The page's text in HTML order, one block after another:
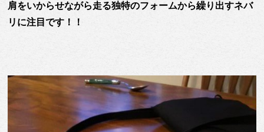
肩をいからせながら走る独特のフォームから繰り出すネバ
リに注目です！！